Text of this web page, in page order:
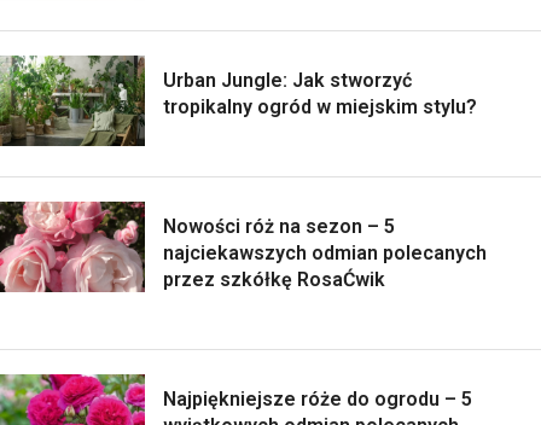
Urban Jungle: Jak stworzyć
tropikalny ogród w miejskim stylu?
Nowości róż na sezon – 5
najciekawszych odmian polecanych
przez szkółkę RosaĆwik
Najpiękniejsze róże do ogrodu – 5